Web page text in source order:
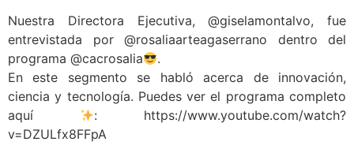
Nuestra Directora Ejecutiva, @giselamontalvo, fue
entrevistada por @rosaliaarteagaserrano dentro del
programa @cacrosalia
.
En este segmento se habló acerca de innovación,
ciencia y tecnología. Puedes ver el programa completo
aquí
: https://www.youtube.com/watch?
v=DZULfx8FFpA